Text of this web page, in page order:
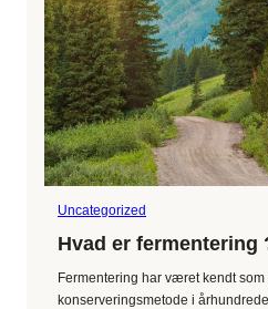
Uncategorized
Hvad er fermentering
Fermentering har været kendt som
konserveringsmetode i